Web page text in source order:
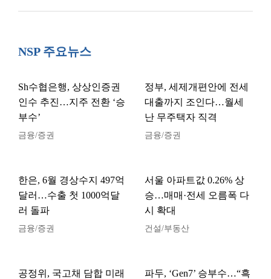
NSP 주요뉴스
Sh수협은행, 상상인증권
인수 추진…지주 전환 ‘승
부수’
금융/증권
정부, 세제개편안에 전세
대출까지 조인다…월세
난 무주택자 직격
금융/증권
한은, 6월 경상수지 497억
달러…수출 첫 1000억달
러 돌파
금융/증권
서울 아파트값 0.26% 상
승…매매·전세 오름폭 다
시 확대
건설/부동산
공정위, 국고채 담합 미래
파두, ‘Gen7’ 승부수…“흑